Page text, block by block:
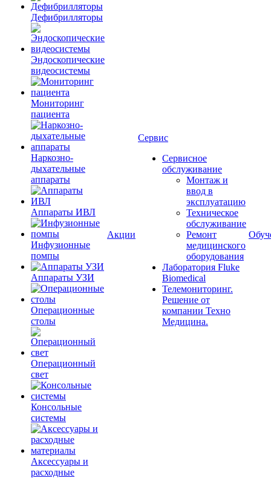
Дефибрилляторы
Эндоскопические
видеосистемы
Мониторинг
пациента
Наркозно-
дыхательные
аппараты
Аппараты ИВЛ
Инфузионные
помпы
Аппараты УЗИ
Операционные
столы
Операционный
свет
Консольные
системы
Аксессуары и
расходные
Акции
Сервис
Сервисное
обслуживание
Монтаж и
ввод в
эксплуатацию
Техническое
обслуживание
Ремонт
медицинского
оборудования
Лаборатория Fluke
Biomedical
Телемониторинг.
Решение от
компании Техно
Медицина.